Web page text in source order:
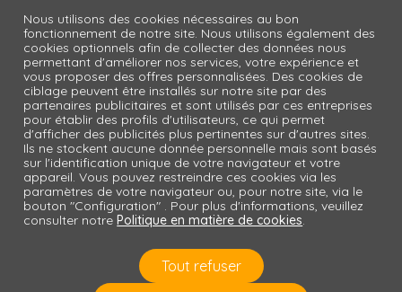
Nous utilisons des cookies nécessaires au bon
fonctionnement de notre site. Nous utilisons également des
cookies optionnels afin de collecter des données nous
permettant d'améliorer nos services, votre expérience et
vous proposer des offres personnalisées. Des cookies de
ciblage peuvent être installés sur notre site par des
partenaires publicitaires et sont utilisés par ces entreprises
pour établir des profils d'utilisateurs, ce qui permet
d'afficher des publicités plus pertinentes sur d'autres sites.
Ils ne stockent aucune donnée personnelle mais sont basés
sur l'identification unique de votre navigateur et votre
appareil. Vous pouvez restreindre ces cookies via les
paramètres de votre navigateur ou, pour notre site, via le
bouton "Configuration" . Pour plus d'informations, veuillez
consulter notrePolitique en matière de cookies
Tout refuser